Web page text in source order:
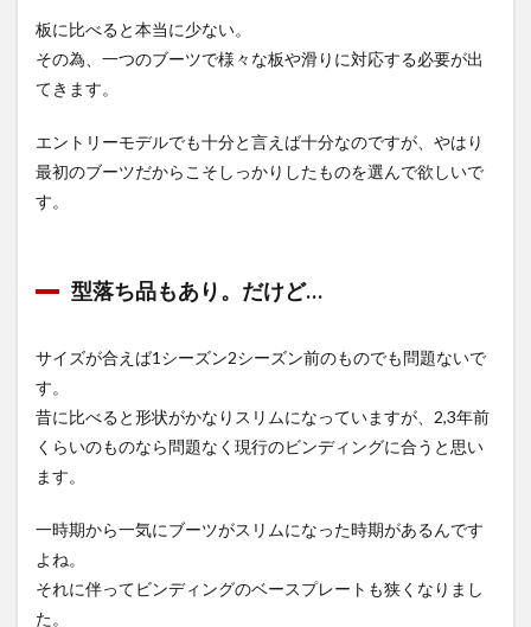
板に比べると本当に少ない。
その為、一つのブーツで様々な板や滑りに対応する必要が出
てきます。
エントリーモデルでも十分と言えば十分なのですが、やはり
最初のブーツだからこそしっかりしたものを選んで欲しいで
す。
型落ち品もあり。だけど…
サイズが合えば1シーズン2シーズン前のものでも問題ないで
す。
昔に比べると形状がかなりスリムになっていますが、2,3年前
くらいのものなら問題なく現行のビンディングに合うと思い
ます。
一時期から一気にブーツがスリムになった時期があるんです
よね。
それに伴ってビンディングのベースプレートも狭くなりまし
た。